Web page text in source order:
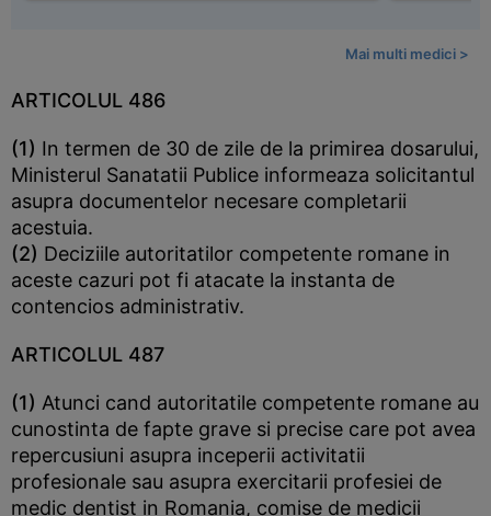
Mai multi medici >
ARTICOLUL 486
(1) In termen de 30 de zile de la primirea dosarului,
Ministerul Sanatatii Publice informeaza solicitantul
asupra documentelor necesare completarii
acestuia.
(2) Deciziile autoritatilor competente romane in
aceste cazuri pot fi atacate la instanta de
contencios administrativ.
ARTICOLUL 487
(1) Atunci cand autoritatile competente romane au
cunostinta de fapte grave si precise care pot avea
repercusiuni asupra inceperii activitatii
profesionale sau asupra exercitarii profesiei de
medic dentist in Romania, comise de medicii